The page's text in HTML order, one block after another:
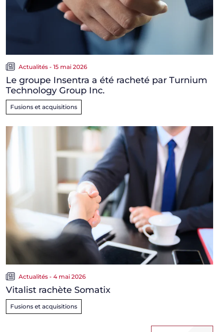
Actualités - 15 mai 2026
Le groupe Insentra a été racheté par Turnium
Technology Group Inc.
Fusions et acquisitions
Actualités - 4 mai 2026
Vitalist rachète Somatix
Fusions et acquisitions